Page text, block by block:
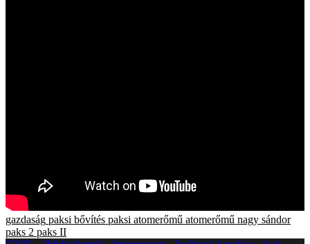
gazdaság paksi bővítés paksi atomerőmű atomerőmű nagy sándor
paks 2 paks II